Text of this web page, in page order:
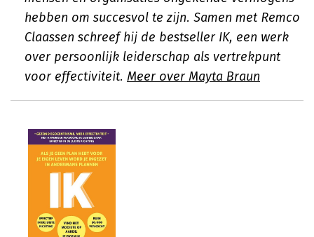
hebben om succesvol te zijn. Samen met Remco
Claassen schreef hij de bestseller IK, een werk
over persoonlijk leiderschap als vertrekpunt
voor effectiviteit. Meer over Mayta Braun